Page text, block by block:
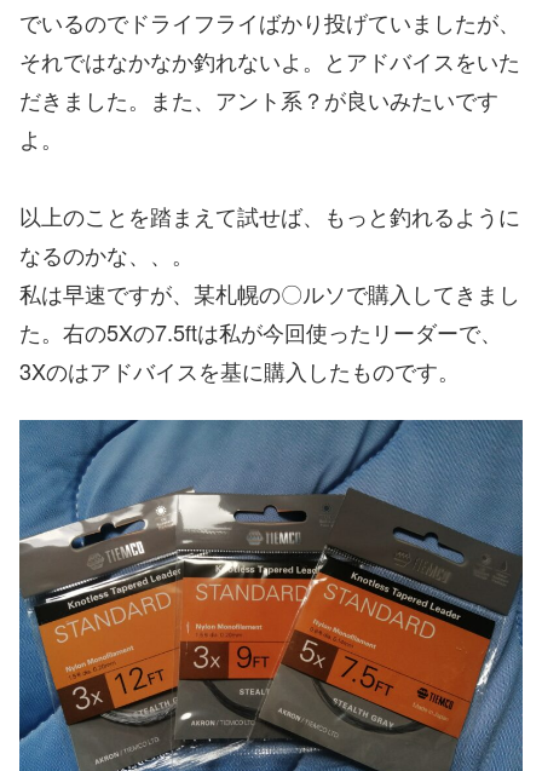
でいるのでドライフライばかり投げていましたが、
それではなかなか釣れないよ。とアドバイスをいた
だきました。また、アント系？が良いみたいです
よ。
以上のことを踏まえて試せば、もっと釣れるように
なるのかな、、。
私は早速ですが、某札幌の〇ルソで購入してきまし
た。右の5Xの7.5ftは私が今回使ったリーダーで、
3Xのはアドバイスを基に購入したものです。